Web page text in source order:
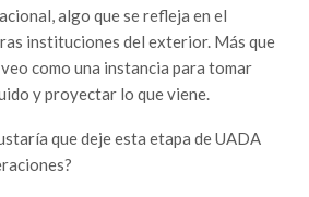
algo que se refleja en el
instituciones del exterior. Más que
como una instancia para tomar
y proyectar lo que viene.
que deje esta etapa de UADA